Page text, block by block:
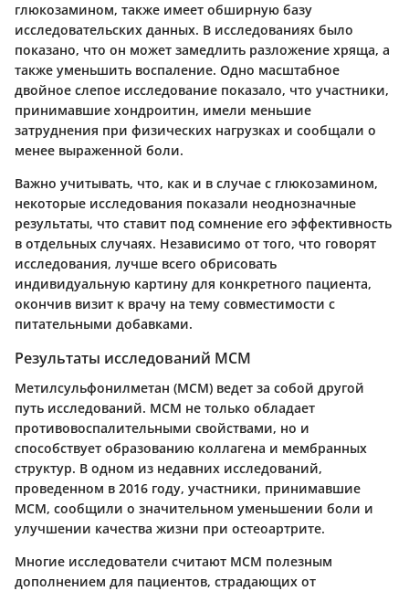
глюкозамином, также имеет обширную базу
исследовательских данных. В исследованиях было
показано, что он может замедлить разложение хряща, а
также уменьшить воспаление. Одно масштабное
двойное слепое исследование показало, что участники,
принимавшие хондроитин, имели меньшие
затруднения при физических нагрузках и сообщали о
менее выраженной боли.
Важно учитывать, что, как и в случае с глюкозамином,
некоторые исследования показали неоднозначные
результаты, что ставит под сомнение его эффективность
в отдельных случаях. Независимо от того, что говорят
исследования, лучше всего обрисовать
индивидуальную картину для конкретного пациента,
окончив визит к врачу на тему совместимости с
питательными добавками.
Результаты исследований МСМ
Метилсульфонилметан (МСМ) ведет за собой другой
путь исследований. МСМ не только обладает
противовоспалительными свойствами, но и
способствует образованию коллагена и мембранных
структур. В одном из недавних исследований,
проведенном в 2016 году, участники, принимавшие
МСМ, сообщили о значительном уменьшении боли и
улучшении качества жизни при остеоартрите.
Многие исследователи считают МСМ полезным
дополнением для пациентов, страдающих от